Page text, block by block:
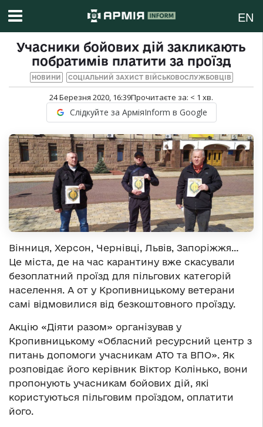
EN
Учасники бойових дій закликають
побратимів платити за проїзд
НОВИНИ СОЦІАЛЬНИЙ ЗАХИСТ ВІЙСЬКОВОСЛУЖБОВЦІВ
24 Березня 2020, 16:39Прочитаєте за: < 1 хв.
Слідкуйте за АрміяInform в Google
Вінниця, Херсон, Чернівці, Львів, Запоріжжя…
Це міста, де на час карантину вже скасували
безоплатний проїзд для пільгових категорій
населення. А от у Кропивницькому ветерани
самі відмовилися від безкоштовного проїзду.
Акцію «Діяти разом» організував у
Кропивницькому «Обласний ресурсний центр з
питань допомоги учасникам АТО та ВПО». Як
розповідає його керівник Віктор Колінько, вони
пропонують учасникам бойових дій, які
користуються пільговим проїздом, оплатити
його.